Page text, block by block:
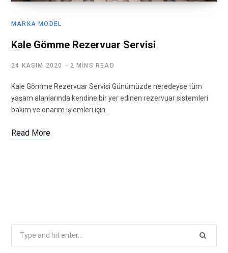
MARKA MODEL
Kale Gömme Rezervuar Servisi
24 KASIM 2020 2 MINS READ
Kale Gömme Rezervuar Servisi Günümüzde neredeyse tüm
yaşam alanlarında kendine bir yer edinen rezervuar sistemleri
bakım ve onarım işlemleri için…
Read More